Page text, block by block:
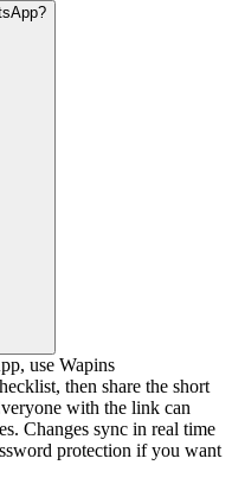
use Wapins
then share the short
with the link can
Changes sync in real time
protection if you want